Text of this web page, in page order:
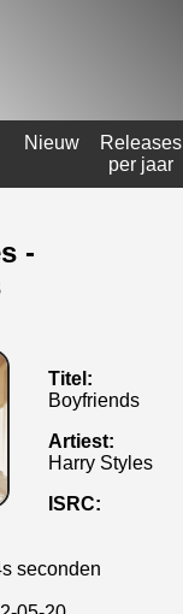
Nieuw
Releases
per jaar
-
Titel:
Boyfriends
Artiest:
Harry Styles
ISRC:
seconden